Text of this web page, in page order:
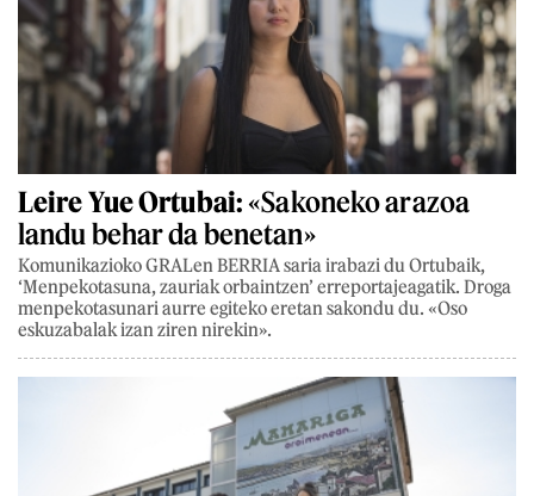
Leire Yue Ortubai:«Sakoneko arazoa
landu behar da benetan»
Komunikazioko GRALen BERRIA saria irabazi du Ortubaik,
‘Menpekotasuna, zauriak orbaintzen’ erreportajeagatik. Droga
menpekotasunari aurre egiteko eretan sakondu du. «Oso
eskuzabalak izan ziren nirekin».